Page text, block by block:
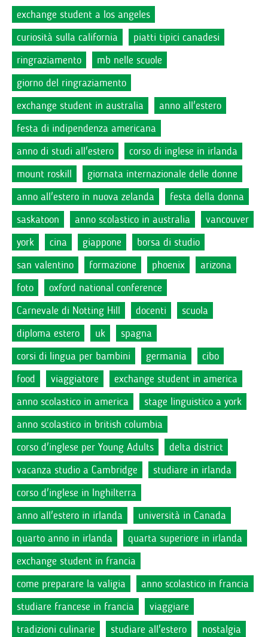
exchange student a los angeles
curiosità sulla california
piatti tipici canadesi
ringraziamento
mb nelle scuole
giorno del ringraziamento
exchange student in australia
anno all'estero
festa di indipendenza americana
anno di studi all'estero
corso di inglese in irlanda
mount roskill
giornata internazionale delle donne
anno all'estero in nuova zelanda
festa della donna
saskatoon
anno scolastico in australia
vancouver
york
cina giappone
borsa di studio
san valentino
formazione phoenix
arizona
foto
oxford national conference
Carnevale di Notting Hill
docenti
scuola
diploma estero
uk
spagna
corsi di lingua per bambini
germania
cibo
food
viaggiatore
exchange student in america
anno scolastico in america
stage linguistico a york
anno scolastico in british columbia
corso d'inglese per Young Adults
delta district
vacanza studio a Cambridge
studiare in irlanda
corso d'inglese in Inghilterra
anno all'estero in irlanda
università in Canada
quarto anno in irlanda
quarta superiore in irlanda
exchange student in francia
come preparare la valigia
anno scolastico in francia
studiare francese in francia
viaggiare
tradizioni culinarie
studiare all'estero
nostalgia